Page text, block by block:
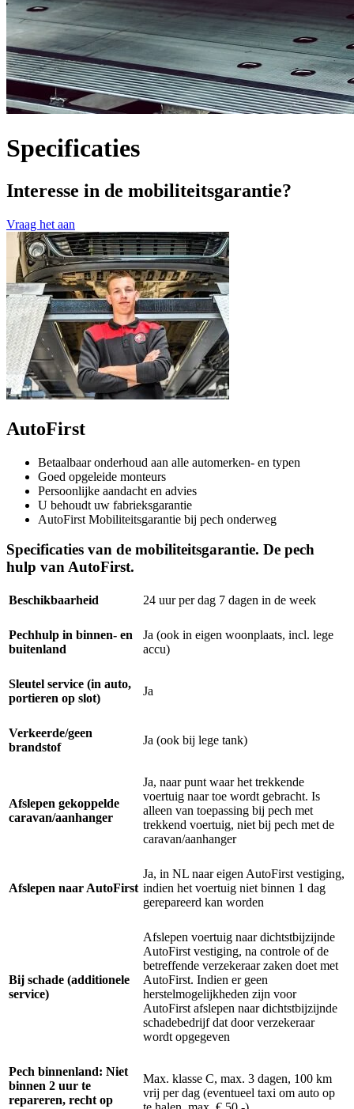
Specificaties
Interesse in de mobiliteitsgarantie?
Vraag het aan
AutoFirst
Betaalbaar onderhoud aan alle automerken- en typen
Goed opgeleide monteurs
Persoonlijke aandacht en advies
U behoudt uw fabrieksgarantie
AutoFirst Mobiliteitsgarantie bij pech onderweg
Specificaties van de mobiliteitsgarantie. De pech
hulp van AutoFirst.
Beschikbaarheid 24 uur per dag 7 dagen in de week
Pechhulp in binnen- en
buitenland
Ja (ook in eigen woonplaats, incl. lege
accu)
Sleutel service (in auto,
portieren op slot)
Ja
Verkeerde/geen
brandstof
Ja (ook bij lege tank)
Afslepen gekoppelde
caravan/aanhanger
Ja, naar punt waar het trekkende
voertuig naar toe wordt gebracht. Is
alleen van toepassing bij pech met
trekkend voertuig, niet bij pech met de
caravan/aanhanger
Afslepen naar AutoFirst
Ja, in NL naar eigen AutoFirst vestiging,
indien het voertuig niet binnen 1 dag
gerepareerd kan worden
Bij schade (additionele
service)
Afslepen voertuig naar dichtstbijzijnde
AutoFirst vestiging, na controle of de
betreffende verzekeraar zaken doet met
AutoFirst. Indien er geen
herstelmogelijkheden zijn voor
AutoFirst afslepen naar dichtstbijzijnde
schadebedrijf dat door verzekeraar
wordt opgegeven
Pech binnenland: Niet
binnen 2 uur te
repareren, recht op
Max. klasse C, max. 3 dagen, 100 km
vrij per dag (eventueel taxi om auto op